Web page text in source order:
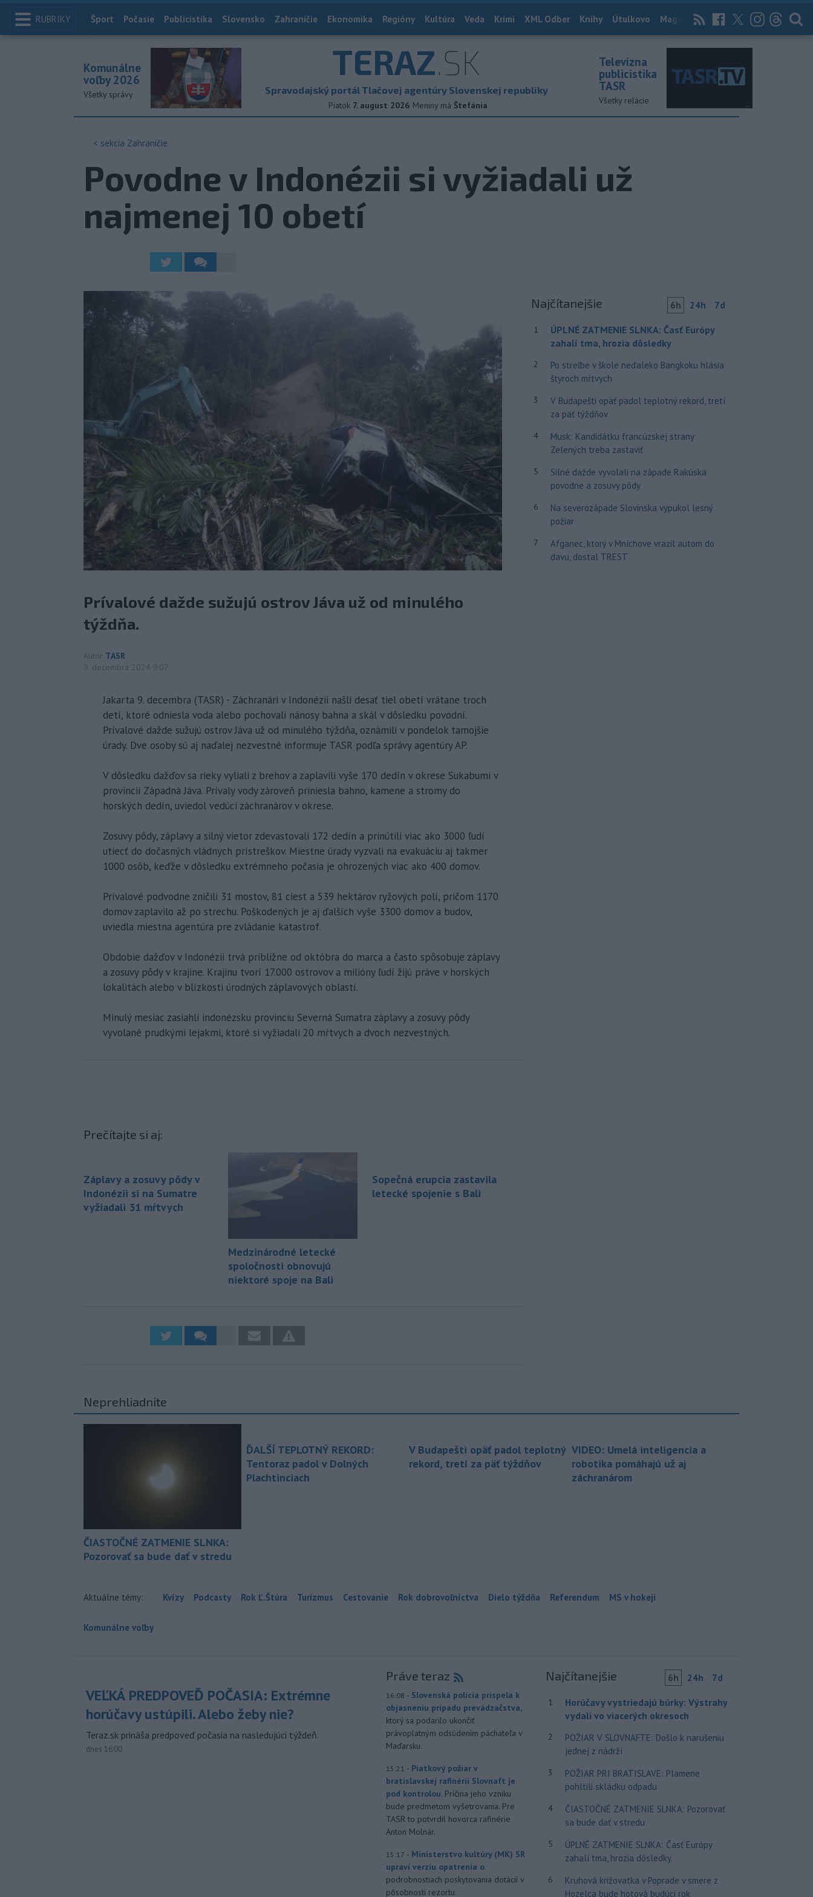
RUBRIKY Index
Šport Počasie Publicistika Slovensko Zahraničie Ekonomika Regióny Kultúra Veda Krimi XML Odber Knihy Útulkovo Magazín News Now Archív
TERAZ.SK
Spravodajský portál Tlačovej agentúry Slovenskej republiky
Piatok 7. august 2026 Meniny má Štefánia
Komunálne
voľby 2026
Všetky správy
Televízna
publicistika
TASR
Všetky relácie
< sekcia Zahraničie
Povodne v Indonézii si vyžiadali už
najmenej 10 obetí
Prívalové dažde sužujú ostrov Jáva už od minulého
týždňa.
Autor TASR
9. decembra 2024 9:07
Jakarta 9. decembra (TASR) - Záchranári v Indonézii našli desať tiel obetí vrátane troch
detí, ktoré odniesla voda alebo pochovali nánosy bahna a skál v dôsledku povodní.
Prívalové dažde sužujú ostrov Jáva už od minulého týždňa, oznámili v pondelok tamojšie
úrady. Dve osoby sú aj naďalej nezvestné informuje TASR podľa správy agentúry AP.
V dôsledku dažďov sa rieky vyliali z brehov a zaplavili vyše 170 dedín v okrese Sukabumi v
provincii Západná Jáva. Prívaly vody zároveň priniesla bahno, kamene a stromy do
horských dedín, uviedol vedúci záchranárov v okrese.
Zosuvy pôdy, záplavy a silný vietor zdevastovali 172 dedín a prinútili viac ako 3000 ľudí
utiecť do dočasných vládnych prístreškov. Miestne úrady vyzvali na evakuáciu aj takmer
1000 osôb, keďže v dôsledku extrémneho počasia je ohrozených viac ako 400 domov.
Prívalové podvodne zničili 31 mostov, 81 ciest a 539 hektárov ryžových polí, pričom 1170
domov zaplavilo až po strechu. Poškodených je aj ďalších vyše 3300 domov a budov,
uviedla miestna agentúra pre zvládanie katastrof.
Obdobie dažďov v Indonézii trvá približne od októbra do marca a často spôsobuje záplavy
a zosuvy pôdy v krajine. Krajinu tvorí 17.000 ostrovov a milióny ľudí žijú práve v horských
lokalitách alebo v blízkosti úrodných záplavových oblastí.
Minulý mesiac zasiahli indonézsku provinciu Severná Sumatra záplavy a zosuvy pôdy
vyvolané prudkými lejakmi, ktoré si vyžiadali 20 mŕtvych a dvoch nezvestných.
Prečítajte si aj:
Záplavy a zosuvy pôdy v
Indonézii si na Sumatre
vyžiadali 31 mŕtvych
Medzinárodné letecké
spoločnosti obnovujú
niektoré spoje na Bali
Sopečná erupcia zastavila
letecké spojenie s Bali
Najčítanejšie 6h 24h 7d
1
ÚPLNÉ ZATMENIE SLNKA: Časť Európy
zahalí tma, hrozia dôsledky
2
Po streľbe v škole neďaleko Bangkoku hlásia
štyroch mŕtvych
3
V Budapešti opäť padol teplotný rekord, tretí
za päť týždňov
4
Musk: Kandidátku francúzskej strany
Zelených treba zastaviť
5
Silné dažde vyvolali na západe Rakúska
povodne a zosuvy pôdy
6
Na severozápade Slovinska vypukol lesný
požiar
7
Afganec, ktorý v Mníchove vrazil autom do
davu, dostal TREST
Neprehliadnite
ČIASTOČNÉ ZATMENIE SLNKA:
Pozorovať sa bude dať v stredu
ĎALŠÍ TEPLOTNÝ REKORD:
Tentoraz padol v Dolných
Plachtinciach
V Budapešti opäť padol teplotný
rekord, tretí za päť týždňov
VIDEO: Umelá inteligencia a
robotika pomáhajú už aj
záchranárom
Aktuálne témy: Kvízy Podcasty Rok Ľ.Štúra Turizmus Cestovanie Rok dobrovoľníctva Dielo týždňa Referendum MS v hokeji
Komunálne voľby
VEĽKÁ PREDPOVEĎ POČASIA: Extrémne
horúčavy ustúpili. Alebo žeby nie?
Teraz.sk prináša predpoveď počasia na nasledujúci týždeň.
dnes 16:00
Práve teraz
16:08 - Slovenská polícia prispela k
objasneniu prípadu prevádzačstva,
ktorý sa podarilo ukončiť
právoplatným odsúdením páchateľa v
Maďarsku.
15:21 - Piatkový požiar v
bratislavskej rafinérii Slovnaft je
pod kontrolou. Príčina jeho vzniku
bude predmetom vyšetrovania. Pre
TASR to potvrdil hovorca rafinérie
Anton Molnár.
15:17 - Ministerstvo kultúry (MK) SR
upraví verziu opatrenia o
podrobnostiach poskytovania dotácií v
pôsobnosti rezortu.
Najčítanejšie 6h 24h 7d
1
Horúčavy vystriedajú búrky: Výstrahy
vydali vo viacerých okresoch
2
POŽIAR V SLOVNAFTE: Došlo k narušeniu
jednej z nádrží
3
POŽIAR PRI BRATISLAVE: Plamene
pohltili skládku odpadu
4
ČIASTOČNÉ ZATMENIE SLNKA: Pozorovať
sa bude dať v stredu
5
ÚPLNÉ ZATMENIE SLNKA: Časť Európy
zahalí tma, hrozia dôsledky
6
Kruhová križovatka v Poprade v smere z
Hozelca bude hotová budúci rok